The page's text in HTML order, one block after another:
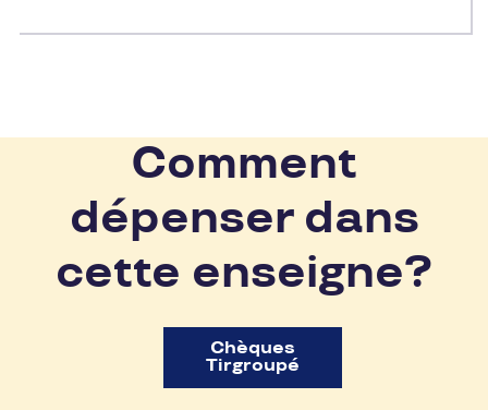
Comment
dépenser dans
cette enseigne?
Chèques
Tirgroupé